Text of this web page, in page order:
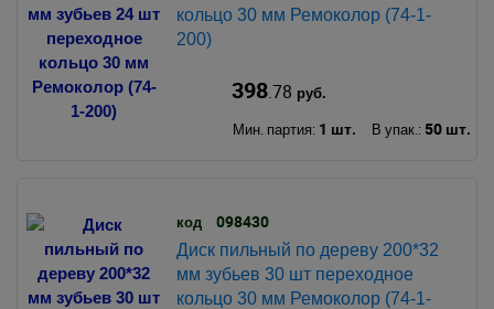
кольцо 30 мм Ремоколор (74-1-
200)
398.78 руб.
Мин. партия: 1 шт. В упак.: 50 шт.
код 098430
Диск пильный по дереву 200*32
мм зубьев 30 шт переходное
кольцо 30 мм Ремоколор (74-1-